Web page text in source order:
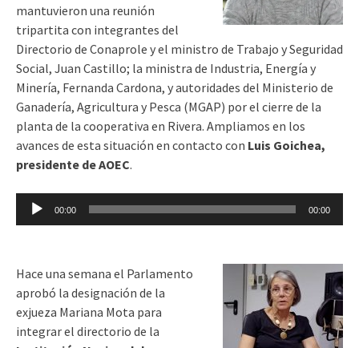
mantuvieron una reunión
tripartita con integrantes del
Directorio de Conaprole y el ministro de Trabajo y Seguridad
Social, Juan Castillo; la ministra de Industria, Energía y
Minería, Fernanda Cardona, y autoridades del Ministerio de
Ganadería, Agricultura y Pesca (MGAP) por el cierre de la
planta de la cooperativa en Rivera. Ampliamos en los
avances de esta situación en contacto con Luis Goichea,
presidente de AOEC.
Reproductor
00:00 00:00
Hace una semana el Parlamento
aprobó la designación de la
exjueza Mariana Mota para
integrar el directorio de la